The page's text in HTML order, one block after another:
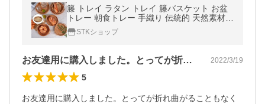
籐 トレイ ラタン トレイ 籐バスケット お盆
トレー 朝食トレー 手織り 伝統的 天然素材
収納 かご 丸型 円形 取っ手付き 果物収納 パ
ン ケーキ収納
STKショップ
お友達用に購入しました。とってが折れ曲… 2022/3/19
5
お友達用に購入しました。とってが折れ曲がることもなく